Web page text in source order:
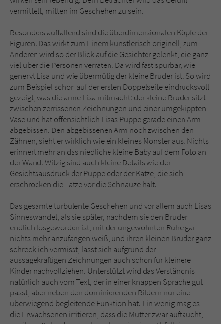
vermittelt, mitten im Geschehen zu sein.
Besonders auffallend sind die überdimensionalen Köpfe der
Figuren. Das wirkt zum Einem künstlerisch originell, zum
Anderen wird so der Blick auf die Gesichter gelenkt, die ganz
viel über die Personen verraten. Da wird fast spürbar, wie
genervt Lisa und wie übermütig der kleine Bruder ist. So wird
zum Beispiel schon auf der ersten Doppelseite eindrucksvoll
gezeigt, was die arme Lisa mitmacht: der kleine Bruder sitzt
zwischen zerrissenen Zeichnungen und einer umgekippten
Vase und hat offensichtlich Lisas Puppe gerade einen Arm
abgebissen. Den abgebissenen Arm noch zwischen den
Zähnen, sieht er wirklich wie ein kleines Monster aus. Nichts
erinnert mehr an das niedliche kleine Baby auf dem Foto an
der Wand. Witzig sind auch kleine Details wie der
Gesichtsausdruck der Puppe oder der Katze, die sich
erschrocken die Tatze vor die Schnauze hält.
Das gesamte turbulente Geschehen und vor allem auch Lisas
Sinneswandel, als sie später, nachdem sie den Bruder
endlich losgeworden ist, mit der ungewohnten Ruhe gar
nichts mehr anzufangen weiß, und ihren kleinen Bruder ganz
schrecklich vermisst, lässt sich aufgrund der
aussagekräftigen Zeichnungen auch schon für kleinere
Kinder nachvollziehen. Unterstützt wird das Verständnis
natürlich auch vom Text, der in einer knappen Sprache gut
passt, aber neben den dominierenden Bildern nur eine
überwiegend begleitende Funktion hat. Ein wenig mag es
die Erwachsenen irritieren, dass die Mutter zwar auftaucht,